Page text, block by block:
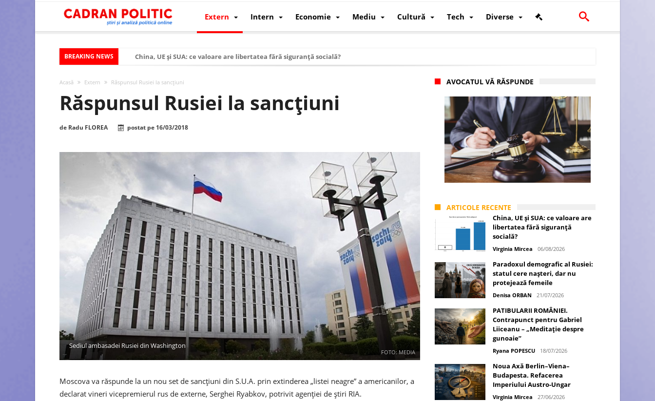
Extern Intern Economie Mediu Cultură Tech Diverse
BREAKING NEWS
China, UE și SUA: ce valoare are libertatea fără siguranță socială?
Modelul economic al Chinei: cum a devenit atelierul lumii și rivalul economic al SUA
Viitorul României în Uniunea Europeană. Ce ne așteaptă? – O analiză structurală a demografiei, fiscalității și poziției României în U.E.
România – ROExit pentru a supraviețui ca țară
Controlul minții prin nanoparticule
Huawei dezvoltă un nou cip AI pentru a înlocui Nvidia
Acasă Extern Răspunsul Rusiei la sancțiuni
Răspunsul Rusiei la sancțiuni
de Radu FLOREA postat pe 16/03/2018
FOTO: MEDIA
Sediul ambasadei Rusiei din Washington
Moscova va răspunde la un nou set de sancțiuni din S.U.A. prin extinderea „listei neagre” a americanilor, a
declarat vineri vicepremierul rus de externe, Serghei Ryabkov, potrivit agenției de știri RIA.
AVOCATUL VĂ RĂSPUNDE
ARTICOLE RECENTE
China, UE și SUA: ce valoare are
libertatea fără siguranță
socială?
Virginia Mircea 06/08/2026
Paradoxul demografic al Rusiei:
statul cere nașteri, dar nu
protejează femeile
Denisa ORBAN 21/07/2026
PATIBULARII ROMÂNIEI.
Contrapunct pentru Gabriel
Liiceanu – „Meditație despre
gunoaie”
Ryana POPESCU 18/07/2026
Noua Axă Berlin–Viena–
Budapesta. Refacerea
Imperiului Austro-Ungar
Virginia Mircea 27/06/2026